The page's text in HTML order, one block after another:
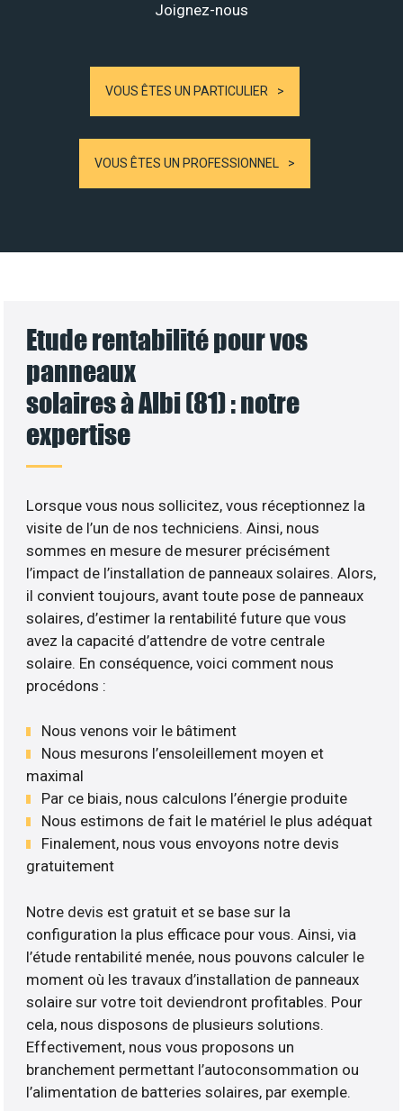
Joignez-nous
VOUS ÊTES UN PARTICULIER
VOUS ÊTES UN PROFESSIONNEL
Etude rentabilité pour vos
panneaux
solaires à Albi (81) : notre
expertise
Lorsque vous nous sollicitez, vous réceptionnez la
visite de l’un de nos techniciens. Ainsi, nous
sommes en mesure de mesurer précisément
l’impact de l’installation de panneaux solaires. Alors,
il convient toujours, avant toute pose de panneaux
solaires, d’estimer la rentabilité future que vous
avez la capacité d’attendre de votre centrale
solaire. En conséquence, voici comment nous
procédons :
Nous venons voir le bâtiment
Nous mesurons l’ensoleillement moyen et
maximal
Par ce biais, nous calculons l’énergie produite
Nous estimons de fait le matériel le plus adéquat
Finalement, nous vous envoyons notre devis
gratuitement
Notre devis est gratuit et se base sur la
configuration la plus efficace pour vous. Ainsi, via
l’étude rentabilité menée, nous pouvons calculer le
moment où les travaux d’installation de panneaux
solaire sur votre toit deviendront profitables. Pour
cela, nous disposons de plusieurs solutions.
Effectivement, nous vous proposons un
branchement permettant l’autoconsommation ou
l’alimentation de batteries solaires, par exemple.